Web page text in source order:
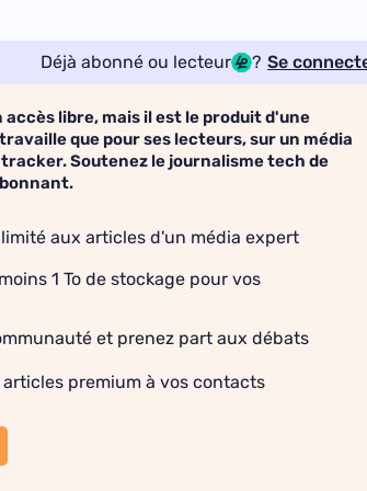
Déjà abonné ou lecteur ? Se
libre, mais il est le produit d'une
que pour ses lecteurs, sur un média
Soutenez le journalisme tech de
aux articles d'un média expert
1 To de stockage pour vos
et prenez part aux débats
articles premium à vos contacts